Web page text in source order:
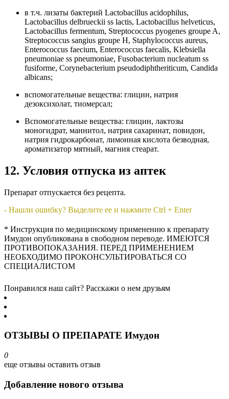
в т.ч. лизаты бактерий Lactobacillus acidophilus,
Lactobacillus delbrueckii ss lactis, Lactobacillus helveticus,
Lactobacillus fermentum, Streptococcus pyogenes groupe A,
Streptococcus sangius groupe H, Staphylococcus aureus,
Enterococcus faecium, Enterococcus faecalis, Klebsiella
pneumoniae ss pneumoniae, Fusobacterium nucleatum ss
fusiforme, Corynebacterium pseudodiphtheriticum, Candida
albicans;
вспомогательные вещества: глицин, натрия
дезоксихолат, тиомерсал;
Вспомогательные вещества: глицин, лактозы
моногидрат, маннитол, натрия сахаринат, повидон,
натрия гидрокарбонат, лимонная кислота безводная,
ароматизатор мятный, магния стеарат.
12. Условия отпуска из аптек
Препарат отпускается без рецепта.
- Нашли ошибку? Выделите ее и нажмите Ctrl + Enter
* Инструкция по медицинскому применению к препарату
Имудон опубликована в свободном переводе. ИМЕЮТСЯ
ПРОТИВОПОКАЗАНИЯ. ПЕРЕД ПРИМЕНЕНИЕМ
НЕОБХОДИМО ПРОКОНСУЛЬТИРОВАТЬСЯ СО
СПЕЦИАЛИСТОМ
Понравился наш сайт? Расскажи о нем друзьям
ОТЗЫВЫ О ПРЕПАРАТЕ Имудон
0
еще отзывы оставить отзыв
Добавление нового отзыва